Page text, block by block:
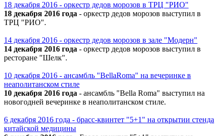
18 декабря 2016 - оркестр дедов морозов в ТРЦ "РИО"
18 декабря 2016 года - оркестр дедов морозов выступил в
ТРЦ "РИО".
14 декабря 2016 - оркестр дедов морозов в зале "Модерн"
14 декабря 2016 года - оркестр дедов морозов выступил в
ресторане "Шелк".
10 декабря 2016 - ансамбль "BellaRoma" на вечеринке в
неаполитанском стиле
10 декабря 2016 года - ансамбль "Bella Roma" выступил на
новогодней вечеринке в неаполитанском стиле.
6 декабря 2016 года - брасс-квинтет "5+1" на открытии стенда
китайской медицины